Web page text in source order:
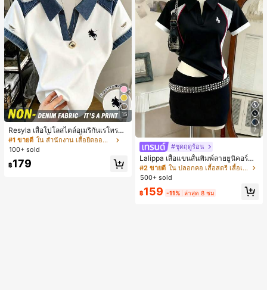
15
Resyla เสื้อโปโลสไตล์อเมริกันเรโทรสำ
หรับผู้หญิง, เสื้อยืดแขนสั้นสำหรับผู้หญิ
ง, ลายม้า, สไตล์ Y2K, เสื้อโปโลแขนสั้น
#1 ขายดี
ใน สำนักงาน เสื้อยืดออฟฟิศ
100+ sold
฿179
7
#ชุดฤดูร้อน
Lalippa เสื้อแขนสั้นพิมพ์ลายยูนิคอร์นล
ายทางสีตัดกันสำหรับผู้หญิง สไตล์วิทย
าลัย
#2 ขายดี
ใน ปลอกคอ เสื้อสตรี เสื้อเบลาส์ & Tee
500+ sold
฿159 -11% ล่าสุด 8 ชม